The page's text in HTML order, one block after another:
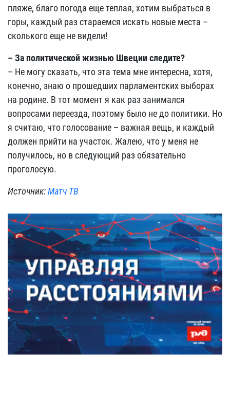
пляже, благо погода еще теплая, хотим выбраться в
горы, каждый раз стараемся искать новые места –
сколького еще не видели!
– За политической жизнью Швеции следите?
– Не могу сказать, что эта тема мне интересна, хотя,
конечно, знаю о прошедших парламентских выборах
на родине. В тот момент я как раз занимался
вопросами переезда, поэтому было не до политики. Но
я считаю, что голосование – важная вещь, и каждый
должен прийти на участок. Жалею, что у меня не
получилось, но в следующий раз обязательно
проголосую.
Источник:Матч ТВ